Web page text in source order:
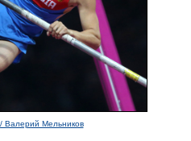
Валерий Мельников